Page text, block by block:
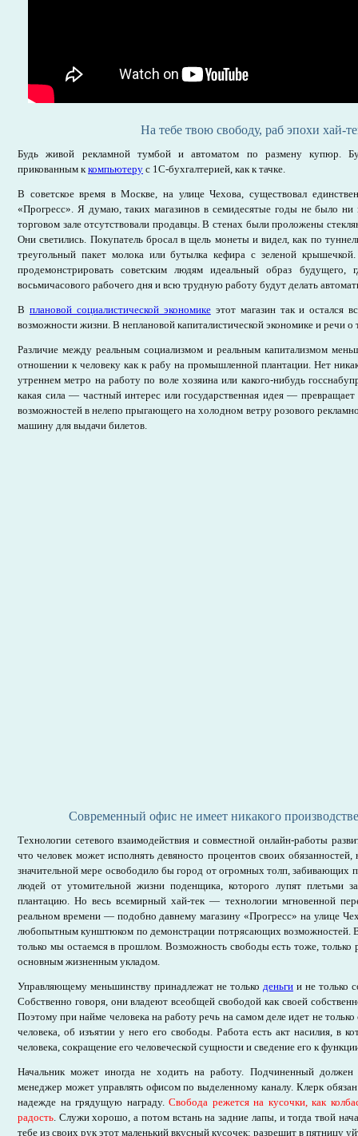
На тебе твою свободу, раб эпохи хай-
Будь живой рекламной тумбой и автоматом по размену купюр.
прикованным ккомпьютеру с 1С-бухгалтерией, как к тачке.
В советское время в Москве, на улице Чехова, существовал
«Прогресс». Я думаю, таких магазинов в семидесятые годы не было
торговом зале отсутствовали продавцы. В стенах были проложены
Они светились. Покупатель бросал в щель монеты и видел, как по
треугольный пакет молока или бутылка кефира с зеленой
продемонстрировать советским людям идеальный образ будущего,
восьмичасового рабочего дня и всю трудную работу будут делать
В плановой социалистической экономикеэтот магазин так и остался
возможности жизни. В неплановой капиталистической экономике и речи о
Различие между реальным социализмом и реальным капитализмом
отношении к человеку как к рабу на промышленной плантации. Нет
утреннем метро на работу по воле хозяина или какого-нибудь
какая сила — частный интерес или государственная идея — превращает
возможностей в нелепо прыгающего на холодном ветру розового
машину для выдачи билетов.
Современный офис не имеет никакого
Технологии сетевого взаимодействия и совместной онлайн-работы
что человек может исполнять девяносто процентов своих
значительной мере освободило бы город от огромных толп, забивающих
людей от утомительной жизни поденщика, которого лупят плетьми
плантацию. Но весь всемирный хай-тек — технологии мгновенной
реальном времени — подобно давнему магазину «Прогресс» на улице
любопытным кунштюком по демонстрации потрясающих возможностей.
только мы остаемся в прошлом. Возможность свободы есть тоже, только
основным жизненным укладом.
Управляющему меньшинству принадлежат не только деньги и не только
Собственно говоря, они владеют всеобщей свободой как своей
Поэтому при найме человека на работу речь на самом деле идет не
человека, об изъятии у него его свободы. Работа есть акт насилия, в
человека, сокращение его человеческой сущности и сведение его к
Начальник может иногда не ходить на работу. Подчиненный
менеджер может управлять офисом по выделенному каналу. Клерк
надежде на грядущую награду.Свобода режется на кусочки, как
радость. Служи хорошо, а потом встань на задние лапы, и тогда твой
тебе из своих рук этот маленький вкусный кусочек: разрешит в пятницу